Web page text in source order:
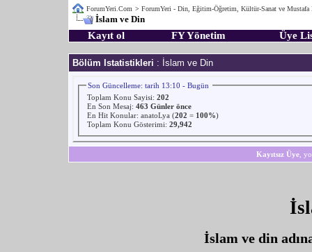
ForumYeri.Com > ForumYeri - Din, Eğitim-Öğretim, Kültür-Sanat ve Mustafa
İslam ve Din
Kayıt ol FY Yönetim Üye
Bölüm Istatistikleri : İslam ve Din
Son Güncelleme: tarih 13:10 - Bugün
Toplam Konu Sayisi: 202
En Son Mesaj: 463 Günler önce
En Hit Konular: anatoLya (202 = 100%)
Toplam Konu Gösterimi: 29,942
Kayıtsız Üye,
İslam ve din